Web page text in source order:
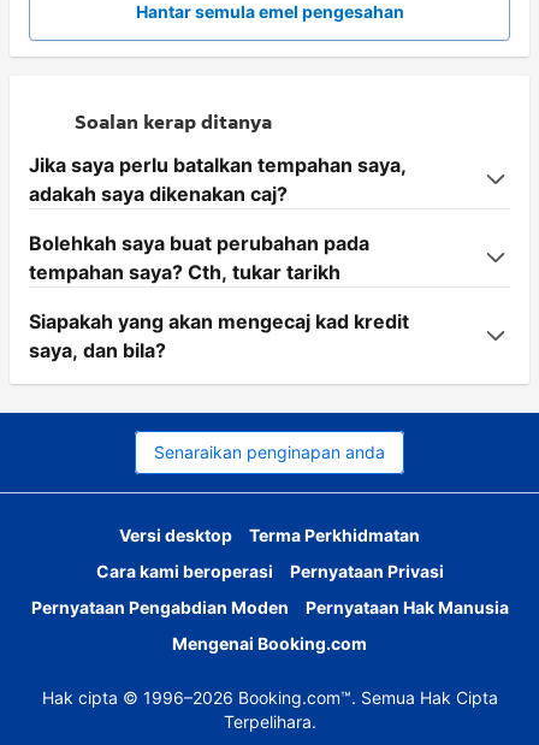
Hantar semula emel pengesahan
Soalan kerap ditanya
Jika saya perlu batalkan tempahan saya,
adakah saya dikenakan caj?
Bolehkah saya buat perubahan pada
tempahan saya? Cth, tukar tarikh
Siapakah yang akan mengecaj kad kredit
saya, dan bila?
Senaraikan penginapan anda
Versi desktop
Terma Perkhidmatan
Cara kami beroperasi
Pernyataan Privasi
Pernyataan Pengabdian Moden
Pernyataan Hak Manusia
Mengenai Booking.com
Hak cipta © 1996–2026 Booking.com™. Semua Hak Cipta
Terpelihara.